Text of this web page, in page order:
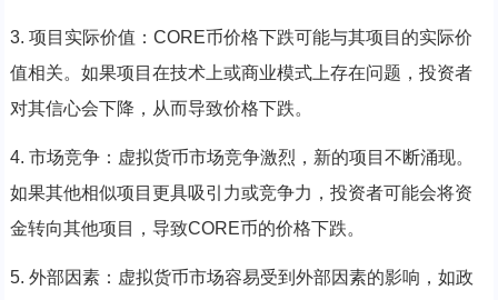
3. 项目实际价值：CORE币价格下跌可能与其项目的实际价
值相关。如果项目在技术上或商业模式上存在问题，投资者
对其信心会下降，从而导致价格下跌。
4. 市场竞争：虚拟货币市场竞争激烈，新的项目不断涌现。
如果其他相似项目更具吸引力或竞争力，投资者可能会将资
金转向其他项目，导致CORE币的价格下跌。
5. 外部因素：虚拟货币市场容易受到外部因素的影响，如政